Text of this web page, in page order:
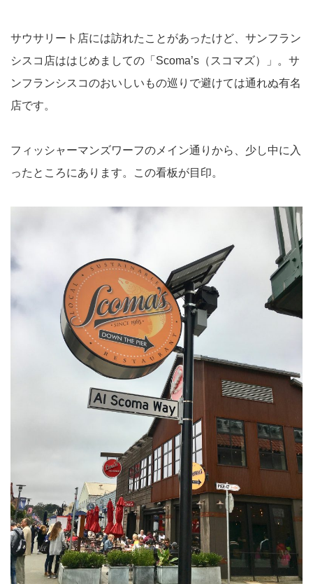
サウサリート店には訪れたことがあったけど、サンフラン
シスコ店ははじめましての「Scoma’s（スコマズ）」。サ
ンフランシスコのおいしいもの巡りで避けては通れぬ有名
店です。
フィッシャーマンズワーフのメイン通りから、少し中に入
ったところにあります。この看板が目印。